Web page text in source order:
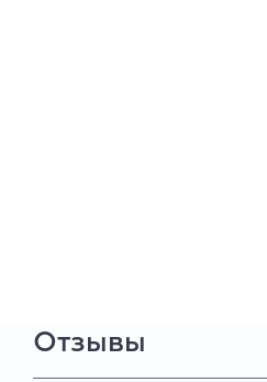
Отзывы